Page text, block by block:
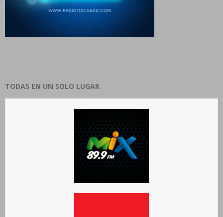
TODAS EN UN SOLO LUGAR